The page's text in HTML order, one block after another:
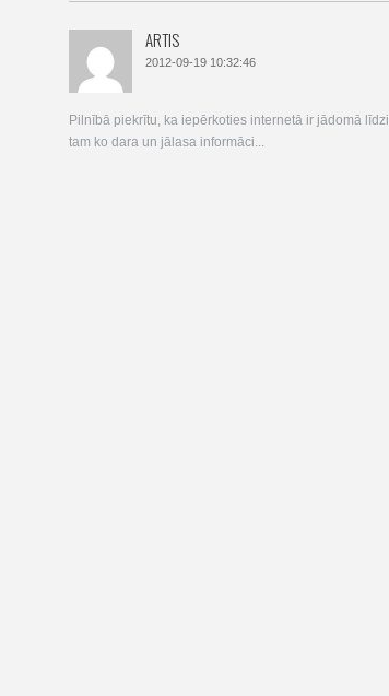
ARTIS
2012-09-19 10:32:46
Pilnībā piekrītu, ka iepērkoties internetā ir jādomā līdzi
tam ko dara un jālasa informāci...